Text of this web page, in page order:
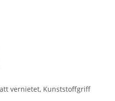
vernietet, Kunststoffgriff